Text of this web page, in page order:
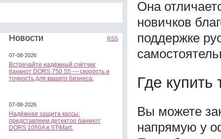
Новости RSS
07-08-2026
Встречайте надёжный счётчик
банкнот DORS 750 S5 — скорость и
точность для вашего бизнеса.
07-08-2026
Надёжная защита кассы:
представляем детектор банкнот
DORS 1050A в STiMart.
Она
новичков
поддержке
Где купить
Вы можете
напрямую у